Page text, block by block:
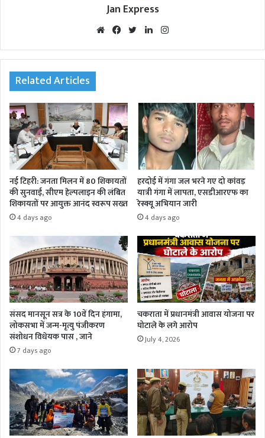
Jan Express
We
te
Fac
oo
Twi
r
Lin
In am
Related Articles
नई टिहरी: जनता मिलन में 80 शिकायतों
की सुनवाई, सीएम हेल्पलाइन की लंबित
शिकायतों पर आयुक्त आनंद स्वरूप सख्त
4 days ago
हरदोई में गंगा जल भरने गए दो कांवड़
यात्री गंगा में लापता, एसडीआरएफ का
रेस्क्यू अभियान जारी
4 days ago
संसद मानसून सत्र के 10वें दिन हंगामा,
लोकसभा में जन्म-मृत्यु पंजीकरण
संशोधन विधेयक पास , जाने
7 days ago
चकराता में प्रधानमंत्री आवास योजना पर
घोटाले के लगे आरोप
July 4, 2026